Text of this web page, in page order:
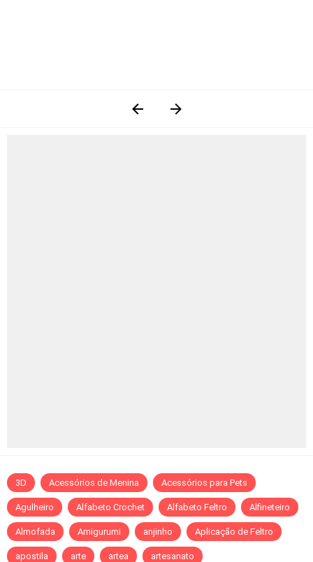
3D Acessórios de Menina Acessórios para Pets
Agulheiro Alfabeto Crochet Alfabeto Feltro Alfineteiro
Almofada Amigurumi anjinho Aplicação de Feltro
apostila arte artea artesanato